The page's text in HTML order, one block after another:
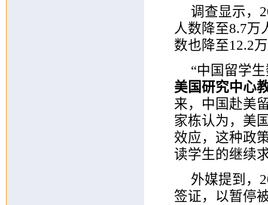
调查显示，
人数降至8.7万
数也降至12.2
“中国留学
美国研究中心
来，中国赴美
家栋认为，美
效应，这种政
读学生的继续
外媒提到，
签证，以暂停